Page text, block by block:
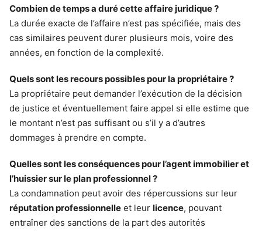
Combien de temps a duré cette affaire juridique ?
La durée exacte de l’affaire n’est pas spécifiée, mais des
cas similaires peuvent durer plusieurs mois, voire des
années, en fonction de la complexité.
Quels sont les recours possibles pour la propriétaire ?
La propriétaire peut demander l’exécution de la décision
de justice et éventuellement faire appel si elle estime que
le montant n’est pas suffisant ou s’il y a d’autres
dommages à prendre en compte.
Quelles sont les conséquences pour l’agent immobilier et
l’huissier sur le plan professionnel ?
La condamnation peut avoir des répercussions sur leur
réputation professionnelle et leur licence, pouvant
entraîner des sanctions de la part des autorités